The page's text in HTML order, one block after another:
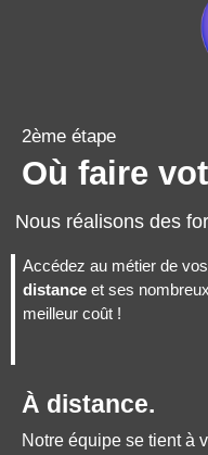
2ème étape
Où faire
Nous réalisons des
Accédez au métier de
distance et ses
meilleur coût !
À distance.
Notre équipe se tient à